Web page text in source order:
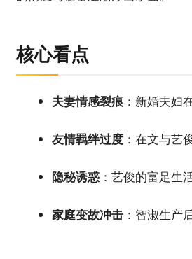
核心看点
夫妻情感裂痕 ：新婚夫妇
友情羁绊过度 ：在文与艺
隐秘诱惑 ：艺俊的富足生
家庭变故冲击 ：智淑生产